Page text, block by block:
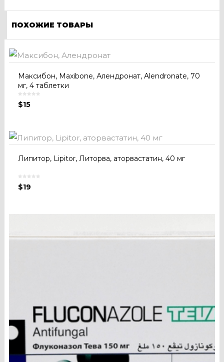
ПОХОЖИЕ ТОВАРЫ
Максибон, Maxibone, Алендронат, Alendronate, 70
мг, 4 таблетки
$15
Липитор, Lipitor, Литорва, аторвастатин, 40 мг
$19